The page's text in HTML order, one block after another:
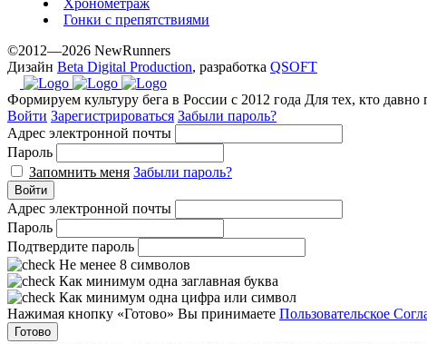
prices.
Хронометраж
Гонки с препятствиями
©2012—2026 NewRunners
Дизайн Beta Digital Production, разработка QSOFT
Формируем культуру бега в России с 2012 года Для тех, кто
Войти Зарегистрироваться Забыли пароль?
Адрес электронной почты
Пароль
Запомнить меня Забыли пароль?
Войти
Адрес электронной почты
Пароль
Подтвердите пароль
Не менее 8 символов
Как минимум одна заглавная буква
Как минимум одна цифра или символ
Нажимая кнопку «Готово» Вы принимаете Пользовательское
Готово